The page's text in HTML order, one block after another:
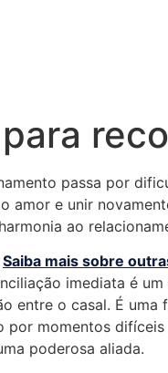
passa por
amor e unir
ao
Saiba mais sobre
imediata é
entre o casal. É
por momentos
poderosa aliada.